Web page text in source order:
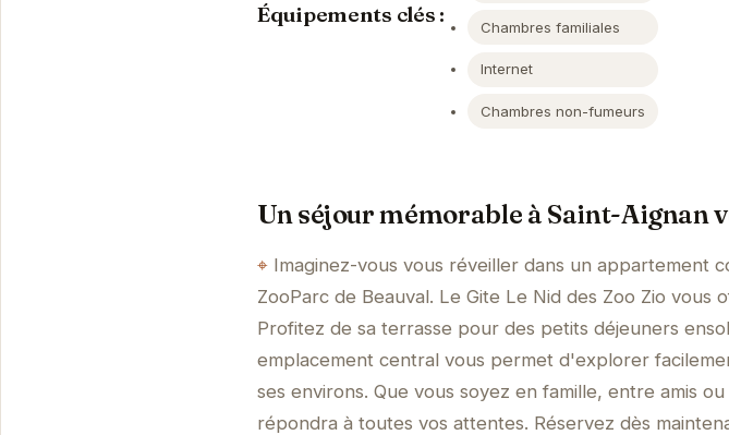
Équipements clés : Chambres familiales
Internet
Chambres non-fumeurs
Un séjour mémorable à Saint-Aignan
Imaginez-vous vous réveiller dans un appartement
ZooParc de Beauval. Le Gite Le Nid des Zoo Zio
Profitez de sa terrasse pour des petits déjeuners
emplacement central vous permet d'explorer
ses environs. Que vous soyez en famille, entre amis
répondra à toutes vos attentes. Réservez dès